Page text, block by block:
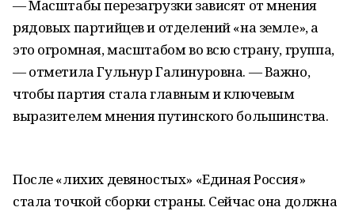
— Масштабы перезагрузки зависят от мнения
рядовых партийцев и отделений «на земле», а
это огромная, масштабом во всю страну, группа,
— отметила Гульнур Галинуровна. — Важно,
чтобы партия стала главным и ключевым
выразителем мнения путинского большинства.
После «лихих девяностых» «Единая Россия»
стала точкой сборки страны. Сейчас она должна